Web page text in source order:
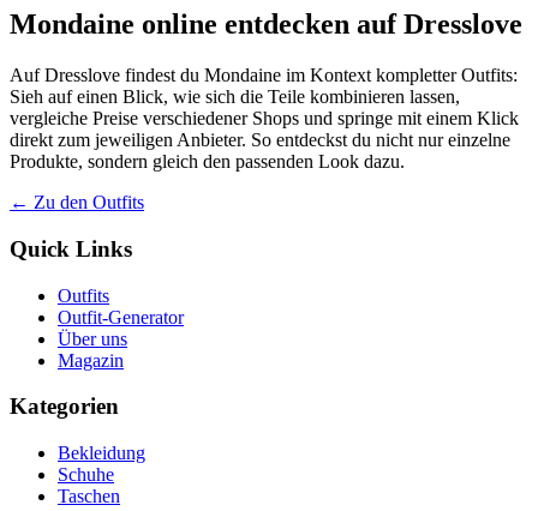
Mondaine online entdecken auf Dresslove
Auf Dresslove findest du Mondaine im Kontext kompletter Outfits:
Sieh auf einen Blick, wie sich die Teile kombinieren lassen,
vergleiche Preise verschiedener Shops und springe mit einem Klick
direkt zum jeweiligen Anbieter. So entdeckst du nicht nur einzelne
Produkte, sondern gleich den passenden Look dazu.
← Zu den Outfits
Quick Links
Outfits
Outfit-Generator
Über uns
Magazin
Kategorien
Bekleidung
Schuhe
Taschen